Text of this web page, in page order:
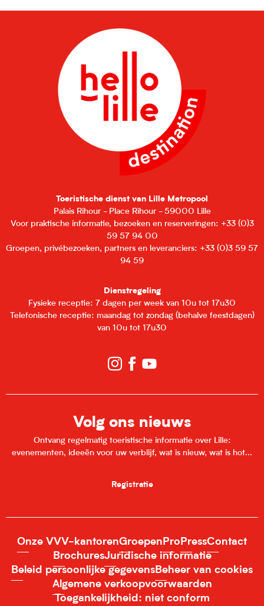
Toeristische dienst van Lille Metropool
Palais Rihour - Place Rihour - 59000 Lille
Voor praktische informatie, bezoeken en reserveringen: +33 (0)3
59 57 94 00
Groepen, privébezoeken, partners en leveranciers: +33 (0)3 59 57
94 59
Dienstregeling
Fysieke receptie: 7 dagen per week van 10u tot 17u30
Telefonische receptie: maandag tot zondag (behalve feestdagen)
van 10u tot 17u30
Volg ons nieuws
Ontvang regelmatig toeristische informatie over Lille:
evenementen, ideeën voor uw verblijf, wat is nieuw, wat is hot...
Registratie
Onze VVV-kantorenGroepen Pro PressContact
BrochuresJuridische informatie
Beleid persoonlijke gegevensBeheer van cookies
Algemene verkoopvoorwaarden
Toegankelijkheid: niet conform